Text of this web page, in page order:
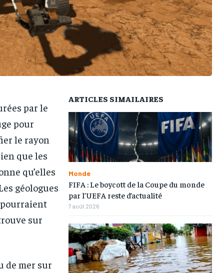
L’INTEGRAL
TOGOREGARD
LOMEBOUGEINFO
NOUVELLE D’AFRIQUE
LEDEFENSEURINFO
228FOOT
ACTU LOMÉ
L’INTEGRAL
TOGOREGARD
LOMEBOUGEINFO
NOUVELLE D’AFRIQUE
LEDEFENSEURINFO
228FOOT
ACTU LOMÉ
L’INTEGRAL
TOGOREGARD
LOMEBOUGEINFO
NOUVELLE D’AFRIQUE
LEDEFENSEURINFO
228FOOT
ACTU LOMÉ
L’INTEGRAL
TOGOREGARD
LOMEBOUGEINFO
NOUVELLE D’AFRIQUE
LEDEFENSEURINFO
228FOOT
ACTU LOMÉ
par le
pour
le rayon
que les
qu’elles
géologues
sur
de mer sur
ARTICLES SIMAILAIRES
Monde
FIFA : Le boycott de la Coupe du monde
par l’UEFA reste d’actualité
7 août 2026